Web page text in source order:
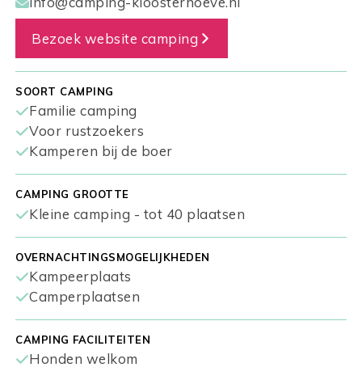
Bezoek website camping
SOORT CAMPING
Familie camping
Voor rustzoekers
Kamperen bij de boer
CAMPING GROOTTE
Kleine camping - tot 40 plaatsen
OVERNACHTINGSMOGELIJKHEDEN
Kampeerplaats
Camperplaatsen
CAMPING FACILITEITEN
Honden welkom